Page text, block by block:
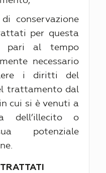
conservazione
per questa
pari al tempo
necessario
i diritti del
trattamento dal
cui si è venuti a
dell’illecito o
potenziale